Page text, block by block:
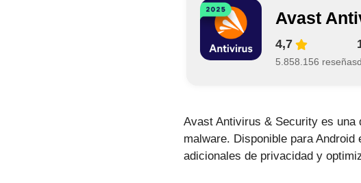
Avast
4,7
5.858.156 reseñas
Avast Antivirus & Security es
malware. Disponible para
adicionales de privacidad y